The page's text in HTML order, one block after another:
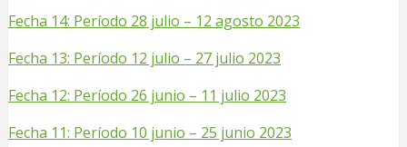
Fecha 14: Período 28 julio – 12 agosto 2023
Fecha 13: Período 12 julio – 27 julio 2023
Fecha 12: Período 26 junio – 11 julio 2023
Fecha 11: Período 10 junio – 25 junio 2023